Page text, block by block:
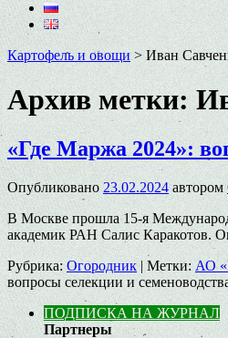
Картофель и овощи > Иван
Архив метки:
«Где Маржа 2024»:
Опубликовано 23.02.2024 автором
В Москве прошла 15-я
академик РАН Салис Каракотов.
Рубрика: Огородник | Метки: АО
вопросы селекции и
ПОДПИСКА НА ЖУРНАЛ
Партнеры